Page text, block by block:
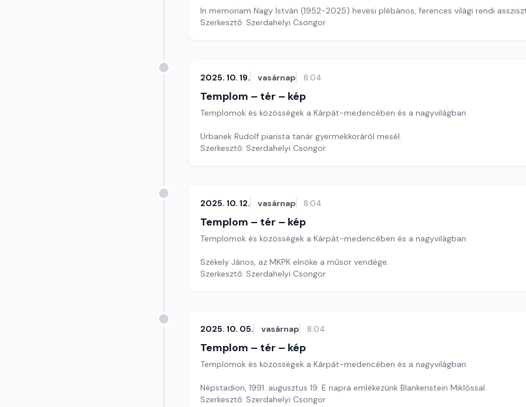
In memoriam Nagy István (1952-2025) hevesi plébános, ferences világi rendi
Szerkesztő: Szerdahelyi Csongor
2025. 10. 19. vasárnap 8:04
Templom – tér – kép
Templomok és közösségek a Kárpát-medencében és a nagyvilágban
Urbanek Rudolf piarista tanár gyermekkoráról mesél.
Szerkesztő: Szerdahelyi Csongor
2025. 10. 12. vasárnap 8:04
Templom – tér – kép
Templomok és közösségek a Kárpát-medencében és a nagyvilágban
Székely János, az MKPK elnöke a műsor vendége.
Szerkesztő: Szerdahelyi Csongor
2025. 10. 05. vasárnap 8:04
Templom – tér – kép
Templomok és közösségek a Kárpát-medencében és a nagyvilágban
Népstadion, 1991. augusztus 19. E napra emlékezünk Blankenstein Miklóssal.
Szerkesztő: Szerdahelyi Csongor